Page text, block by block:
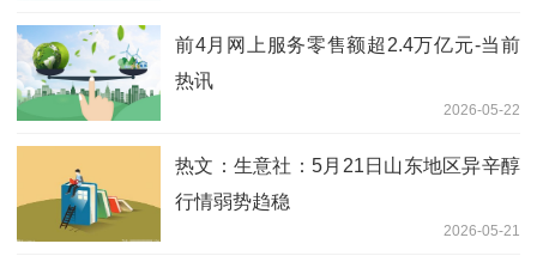
前4月网上服务零售额超2.4万亿元-当前
热讯
2026-05-22
热文：生意社：5月21日山东地区异辛醇
行情弱势趋稳
2026-05-21